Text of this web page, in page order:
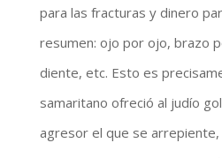
para las fracturas y dinero
resumen: ojo por ojo, brazo
diente, etc. Esto es
samaritano ofreció al judío
agresor el que se arrepiente,